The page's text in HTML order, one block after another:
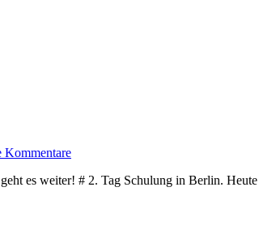
Kommentare
es weiter! # 2. Tag Schulung in Berlin.